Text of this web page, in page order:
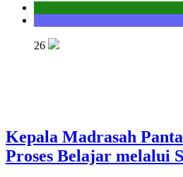
26
Kepala Madrasah
Proses Belajar melalui